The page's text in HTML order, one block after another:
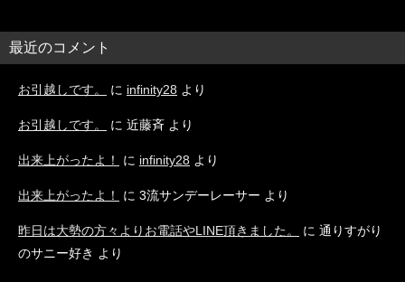
最近のコメント
お引越しです。 に infinity28 より
お引越しです。 に 近藤斉 より
出来上がったよ！ に infinity28 より
出来上がったよ！ に 3流サンデーレーサー より
昨日は大勢の方々よりお電話やLINE頂きました。 に 通りすがり
のサニー好き より